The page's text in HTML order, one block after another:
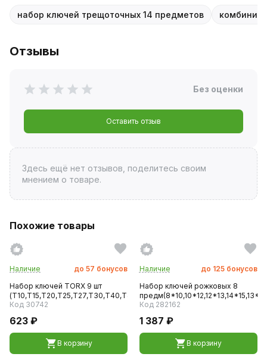
набор ключей трещоточных 14 предметов
Отзывы
Без оценки
Оставить отзыв
Здесь ещё нет отзывов, поделитесь своим
мнением о товаре.
Похожие товары
Наличие до 57 бонусов
Набор ключей TORX 9 шт
(Т10,Т15,Т20,Т25,Т27,Т30,Т40,Т45,...
Код 30742
623 ₽
В корзину
Наличие до 125 бонусов
Набор ключей рожковых 8
предм(8*10,10*12,12*13,14*15,13*1...
Код 282162
1 387 ₽
В корзину